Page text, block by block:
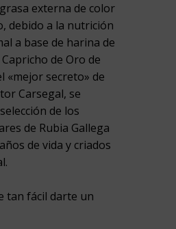
externa de color
debido a la nutrición
a base de harina de
de Oro de
«mejor secreto» de
Carsegal, se
de los
de Rubia Gallega
de vida y criados
tan fácil darte un